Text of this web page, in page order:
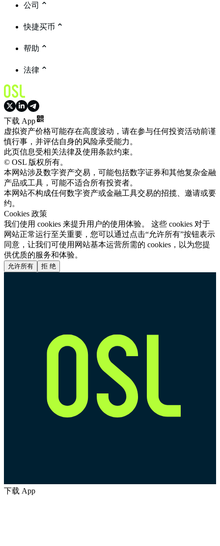
公司
快捷买币
帮助
法律
下载 App
虚拟资产价格可能存在高度波动，请在参与任何投资活动前谨
慎行事，并评估自身的风险承受能力。
此页信息受相关法律及使用条款约束。
© OSL 版权所有。
本网站涉及数字资产交易，可能包括数字证券和其他复杂金融
产品或工具，可能不适合所有投资者。
本网站不构成任何数字资产或金融工具交易的招揽、邀请或要
约。
Cookies 政策
我们使用 cookies 来提升用户的使用体验。 这些 cookies 对于
网站正常运行至关重要，您可以通过点击“允许所有”按钮表示
同意，让我们可使用网站基本运营所需的 cookies，以为您提
供优质的服务和体验。
允许所有 拒 绝
下载 App